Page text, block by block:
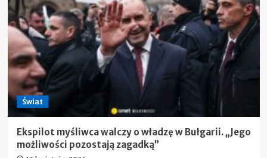
Świat
Ekspilot myśliwca walczy o władzę w Bułgarii. „Jego
możliwości pozostają zagadką”